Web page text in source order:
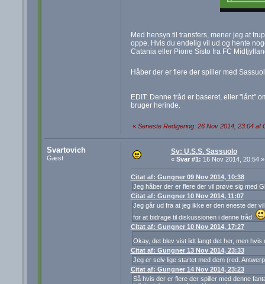
Med hensyn til transfers, mener jeg at
oppe. Hvis du endelig vil ud og hente
Catania eller Pione Sisto fra FC
Håber der er flere der spiller med
EDIT: Denne tråd er baseret, eller "lånt"
bruger herinde.
« Seneste Redigering: 26 Nov 2014, 23:04 af
Svartovich
Gæst
Sv: U.S.S. Sassuolo
« Svar #1: 16 Nov 2014, 20:54 »
Citat af: Gungner 09 Nov 2014, 10:38
Jeg håber der er flere der vil prøve sig med
Citat af: Gungner 10 Nov 2014, 11:07
Jeg går ud fra at jeg ikke er den eneste der
for at bidrage til diskussionen i denne tråd
Citat af: Gungner 10 Nov 2014, 17:27
Okay, det blev vist lidt langt det her, men
Citat af: Gungner 13 Nov 2014, 23:33
Jeg er selv lige startet med dem (red.
Citat af: Gungner 14 Nov 2014, 23:23
Så hvis der er flere der spiller med denne